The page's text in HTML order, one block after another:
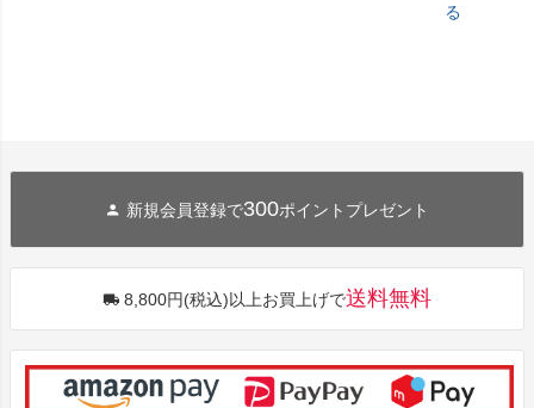
る
新規会員登録で300ポイントプレゼント
8,800円(税込)以上お買上げで送料無料